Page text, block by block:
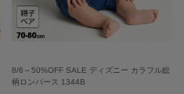
8/6～50%OFF SALE ディズニー カラフル総
柄ロンパース 1344B